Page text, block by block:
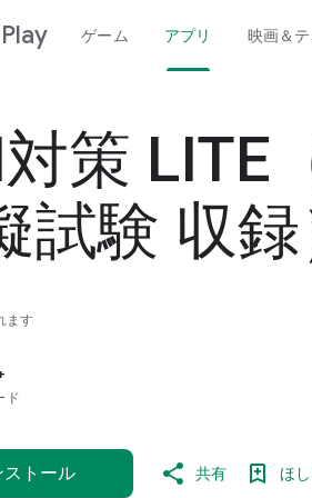
Play ゲーム アプリ 映画＆
策 LITE
試験 収録
ます
ド
ストール 共有 ほ